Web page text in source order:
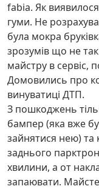
fabia. Як
гуми. Не
була мокра
зрозумів що не
майстру в сервіс,
Домовились про
винуватиці ДТП.
З пошкоджень
бампер (яка вже
зайнятися нею) та
заднього
хвилини, а от
запаювати.